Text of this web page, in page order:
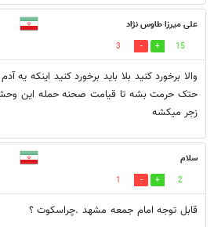
علی میرزا طاوس نژاد
15
3
والا برخورد کنید بلا باید برخورد کنید اینکه یه
حتک حرمت بشه تا قیامت صحنه حمله این
زجر میکشه
سلام
2
1
قابل توجه امام جمعه مشهد .چراسکوت ؟